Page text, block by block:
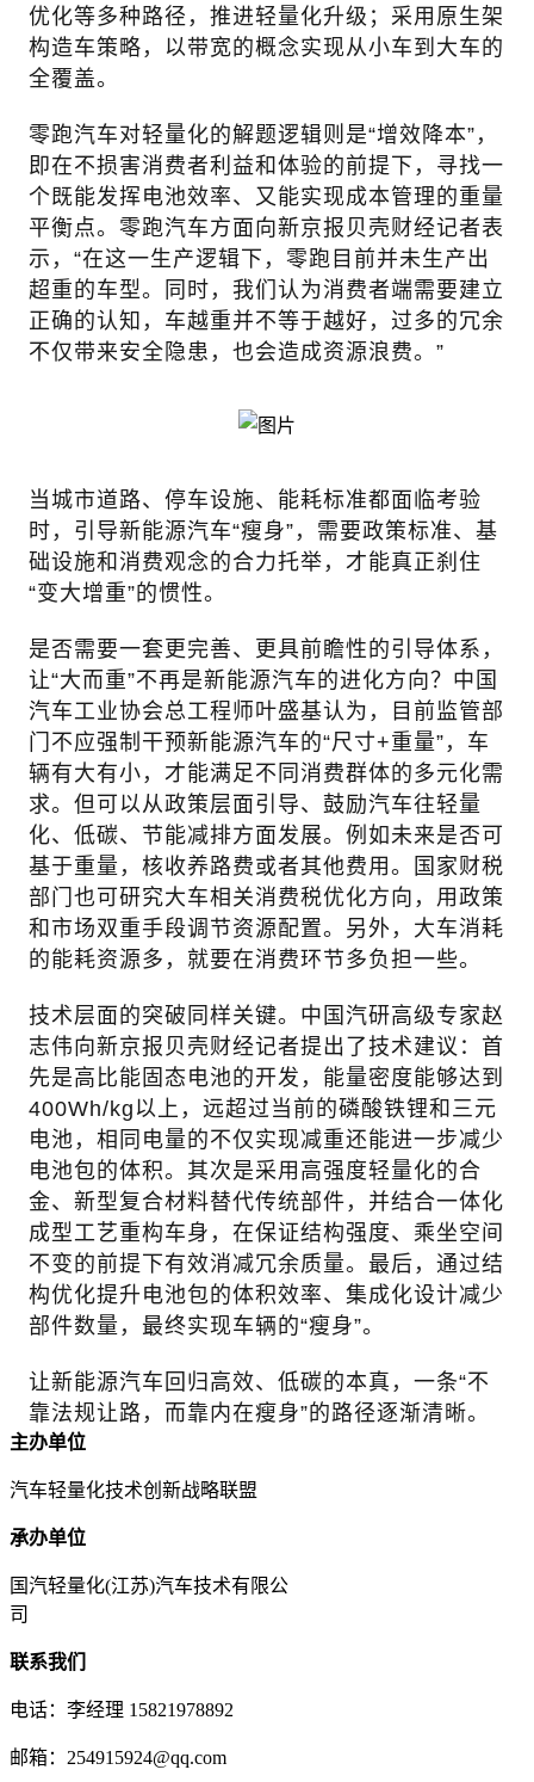
优化等多种路径，推进轻量化升级；采用原生架
构造车策略，以带宽的概念实现从小车到大车的
全覆盖。
零跑汽车对轻量化的解题逻辑则是“增效降本”，
即在不损害消费者利益和体验的前提下，寻找一
个既能发挥电池效率、又能实现成本管理的重量
平衡点。零跑汽车方面向新京报贝壳财经记者表
示，“在这一生产逻辑下，零跑目前并未生产出
超重的车型。同时，我们认为消费者端需要建立
正确的认知，车越重并不等于越好，过多的冗余
不仅带来安全隐患，也会造成资源浪费。”
当城市道路、停车设施、能耗标准都面临考验
时，引导新能源汽车“瘦身”，需要政策标准、基
础设施和消费观念的合力托举，才能真正刹住
“变大增重”的惯性。
是否需要一套更完善、更具前瞻性的引导体系，
让“大而重”不再是新能源汽车的进化方向？中国
汽车工业协会总工程师叶盛基认为，目前监管部
门不应强制干预新能源汽车的“尺寸+重量”，车
辆有大有小，才能满足不同消费群体的多元化需
求。但可以从政策层面引导、鼓励汽车往轻量
化、低碳、节能减排方面发展。例如未来是否可
基于重量，核收养路费或者其他费用。国家财税
部门也可研究大车相关消费税优化方向，用政策
和市场双重手段调节资源配置。另外，大车消耗
的能耗资源多，就要在消费环节多负担一些。
技术层面的突破同样关键。中国汽研高级专家赵
志伟向新京报贝壳财经记者提出了技术建议：首
先是高比能固态电池的开发，能量密度能够达到
400Wh/kg以上，远超过当前的磷酸铁锂和三元
电池，相同电量的不仅实现减重还能进一步减少
电池包的体积。其次是采用高强度轻量化的合
金、新型复合材料替代传统部件，并结合一体化
成型工艺重构车身，在保证结构强度、乘坐空间
不变的前提下有效消减冗余质量。最后，通过结
构优化提升电池包的体积效率、集成化设计减少
部件数量，最终实现车辆的“瘦身”。
让新能源汽车回归高效、低碳的本真，一条“不
靠法规让路，而靠内在瘦身”的路径逐渐清晰。
主办单位
汽车轻量化技术创新战略联盟
承办单位
国汽轻量化(江苏)汽车技术有限公
司
联系我们
电话：李经理 15821978892
邮箱：254915924@qq.com